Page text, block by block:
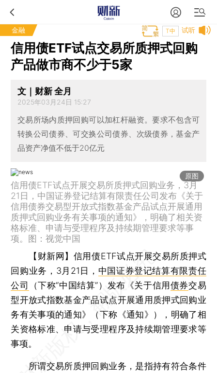
金融 试听
T中
信用债ETF试点交易所质押式回购
产品做市商不少于5家
文｜财新 全月
2025年03月24日 15:27
交易所场内质押回购可以加杠杆融资。要求不包含可
转换公司债券、可交换公司债券、次级债券，基金产
品资产净值不低于20亿元
原图
信用债ETF试点开展交易所质押式回购业务，3月
21日，中国证券登记结算有限责任公司发布《关于
信用债券交易型开放式指数基金产品试点开展通用
质押式回购业务有关事项的通知》，明确了相关资
格标准、申请与受理程序及持续期管理要求等事
项。图：视觉中国
【财新网】 信用债ETF试点开展交易所质押式
回购业务，3月21日， 中国证券登记结算有限责任
公司
（下称“中国结算”）发布《关于信用债券交易
型开放式指数基金产品试点开展通用质押式回购业
务有关事项的通知》（下称《通知》），明确了相
关资格标准、申请与受理程序及持续期管理要求等
事项。
所谓交易所质押回购业务，是指持有符合条件